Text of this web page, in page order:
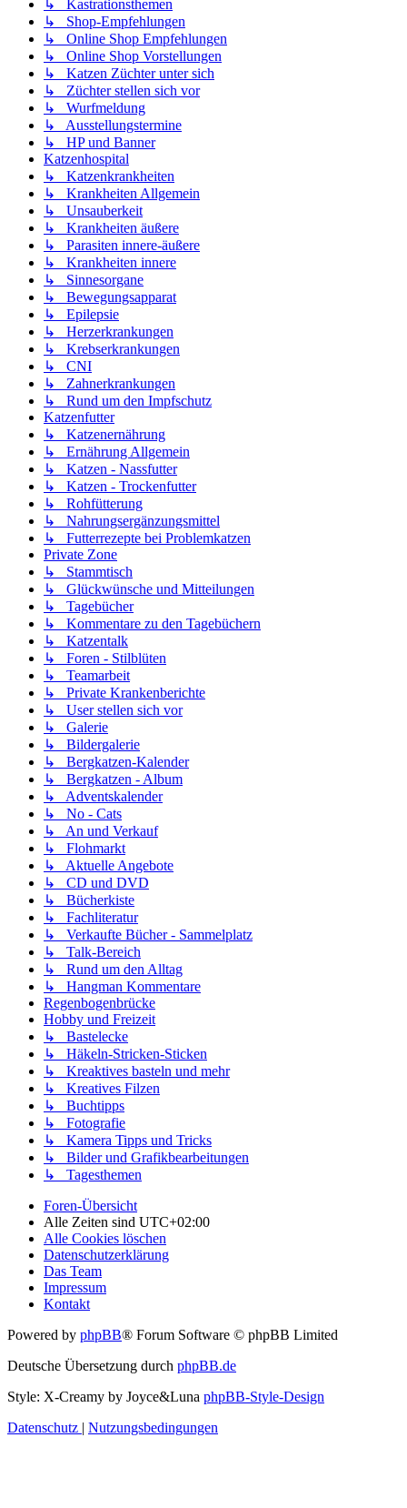
↳ Kastrationsthemen
↳ Shop-Empfehlungen
↳ Online Shop Empfehlungen
↳ Online Shop Vorstellungen
↳ Katzen Züchter unter sich
↳ Züchter stellen sich vor
↳ Wurfmeldung
↳ Ausstellungstermine
↳ HP und Banner
Katzenhospital
↳ Katzenkrankheiten
↳ Krankheiten Allgemein
↳ Unsauberkeit
↳ Krankheiten äußere
↳ Parasiten innere-äußere
↳ Krankheiten innere
↳ Sinnesorgane
↳ Bewegungsapparat
↳ Epilepsie
↳ Herzerkrankungen
↳ Krebserkrankungen
↳ CNI
↳ Zahnerkrankungen
↳ Rund um den Impfschutz
Katzenfutter
↳ Katzenernährung
↳ Ernährung Allgemein
↳ Katzen - Nassfutter
↳ Katzen - Trockenfutter
↳ Rohfütterung
↳ Nahrungsergänzungsmittel
↳ Futterrezepte bei Problemkatzen
Private Zone
↳ Stammtisch
↳ Glückwünsche und Mitteilungen
↳ Tagebücher
↳ Kommentare zu den Tagebüchern
↳ Katzentalk
↳ Foren - Stilblüten
↳ Teamarbeit
↳ Private Krankenberichte
↳ User stellen sich vor
↳ Galerie
↳ Bildergalerie
↳ Bergkatzen-Kalender
↳ Bergkatzen - Album
↳ Adventskalender
↳ No - Cats
↳ An und Verkauf
↳ Flohmarkt
↳ Aktuelle Angebote
↳ CD und DVD
↳ Bücherkiste
↳ Fachliteratur
↳ Verkaufte Bücher - Sammelplatz
↳ Talk-Bereich
↳ Rund um den Alltag
↳ Hangman Kommentare
Regenbogenbrücke
Hobby und Freizeit
↳ Bastelecke
↳ Häkeln-Stricken-Sticken
↳ Kreaktives basteln und mehr
↳ Kreatives Filzen
↳ Buchtipps
↳ Fotografie
↳ Kamera Tipps und Tricks
↳ Bilder und Grafikbearbeitungen
↳ Tagesthemen
Foren-Übersicht
Alle Zeiten sind UTC+02:00
Alle Cookies löschen
Datenschutzerklärung
Das Team
Impressum
Kontakt
Powered by phpBB® Forum Software © phpBB Limited
Deutsche Übersetzung durch phpBB.de
Style: X-Creamy by Joyce&Luna phpBB-Style-Design
Datenschutz | Nutzungsbedingungen